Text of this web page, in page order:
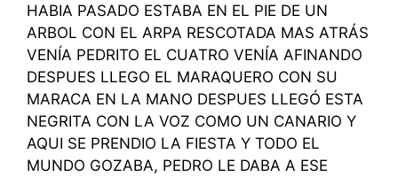
HABIA PASADO ESTABA EN EL PIE DE UN
ARBOL CON EL ARPA RESCOTADA MAS ATRÁS
VENÍA PEDRITO EL CUATRO VENÍA AFINANDO
DESPUES LLEGO EL MARAQUERO CON SU
MARACA EN LA MANO DESPUES LLEGÓ ESTA
NEGRITA CON LA VOZ COMO UN CANARIO Y
AQUI SE PRENDIO LA FIESTA Y TODO EL
MUNDO GOZABA, PEDRO LE DABA A ESE